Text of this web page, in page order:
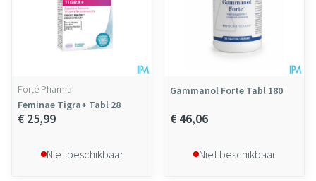
Forté Pharma
Feminae Tigra+ Tabl 28
€ 25,99
Niet beschikbaar
Gammanol Forte Tabl 180
€ 46,06
Niet beschikbaar